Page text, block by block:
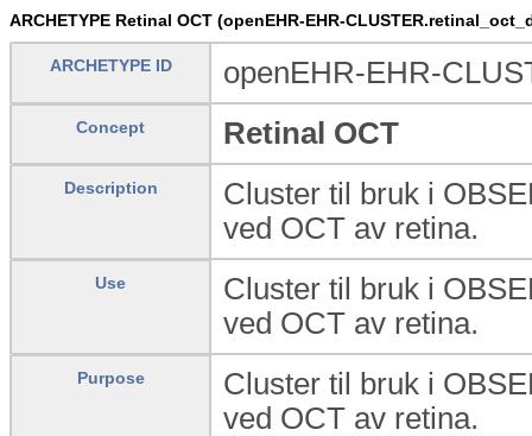
ARCHETYPE Retinal OCT (openEHR-EHR-
ARCHETYPE ID openEHR-EHR-
Concept Retinal OCT
Description
Cluster til bruk i
ved OCT av retina.
Use
Cluster til bruk i
ved OCT av retina.
Purpose
Cluster til bruk i
ved OCT av retina.